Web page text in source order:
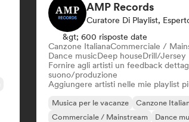
AMP Records
Curatore Di Playlist,
&gt; 600 risposte date
Canzone ItalianaCommerciale /
Dance musicDeep houseDrill/Jersey
Fornire agli artisti un feedback
suono/produzione
Aggiungere artisti nelle mie playlist
Musica per le vacanze
Canzone
Commerciale / Mainstream
Dance